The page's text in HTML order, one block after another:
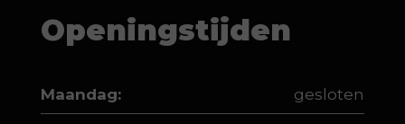
Openingstijden
Maandag: gesloten